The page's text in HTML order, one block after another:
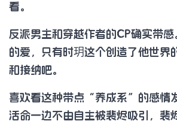
看。
反派男主和穿越作者的CP确实带
的爱，只有时玥这个创造了他世界
和接纳吧。
喜欢看这种带点“养成系”的感情
活命一边不由自主被裴烬吸引，裴